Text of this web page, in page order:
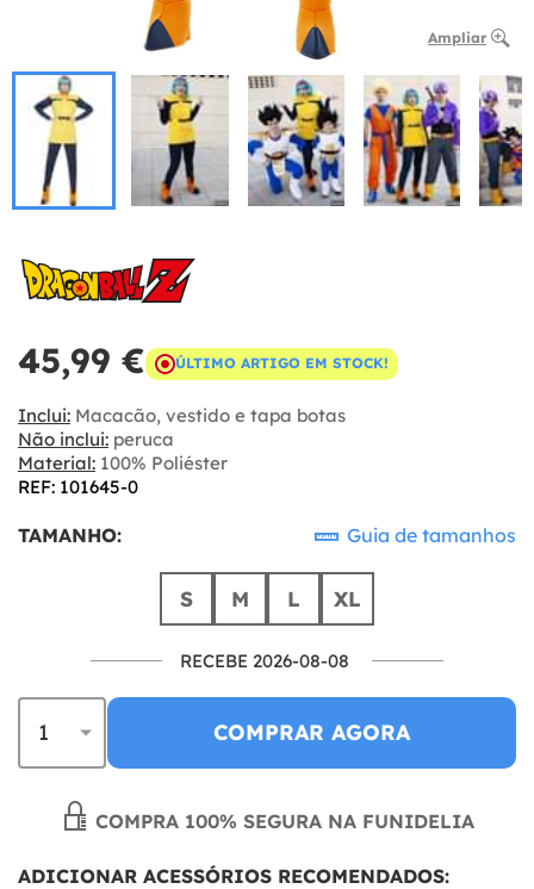
Ampliar
45,99 € ÚLTIMO ARTIGO EM STOCK!
Inclui: Macacão, vestido e tapa botas
Não inclui: peruca
Material: 100% Poliéster
REF: 101645-0
TAMANHO: Guia de tamanhos
S M L XL
RECEBE 2026-08-08
COMPRAR AGORA
COMPRA 100% SEGURA NA FUNIDELIA
ADICIONAR ACESSÓRIOS RECOMENDADOS: